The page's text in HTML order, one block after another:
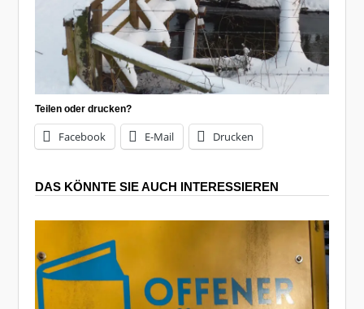
Teilen oder drucken?
Facebook E-Mail Drucken
DAS KÖNNTE SIE AUCH INTERESSIEREN